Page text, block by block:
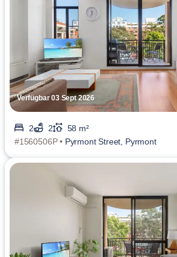
Verfügbar 03 Sept 2026
2 2
58 m²
#1560506P • Pyrmont Street, Pyrmont